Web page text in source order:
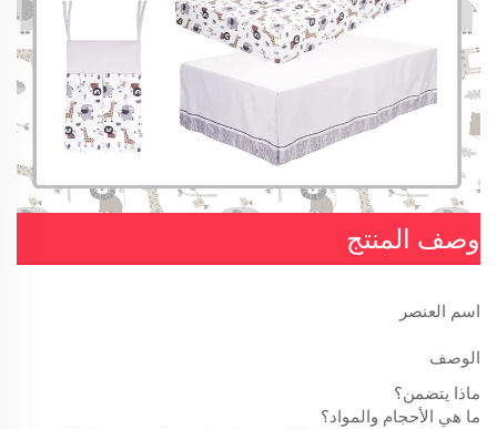
وصف المنتج
اسم العنصر
الوصف
ماذا يتضمن؟
ما هي الأحجام والمواد؟